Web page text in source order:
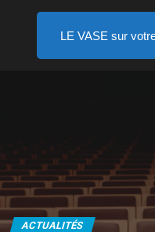
ACTUALITÉS
LE VASE sur